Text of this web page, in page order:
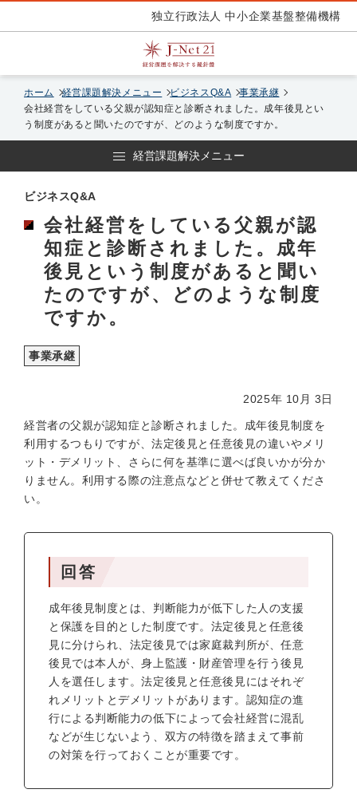
独立行政法人 中小企業基盤整備機構
ホーム 経営課題解決メニュー ビジネスQ&A
事業承継
会社経営をしている父親が認知症と診断されました。成年後見とい
う制度があると聞いたのですが、どのような制度ですか。
経営課題解決メニュー
ビジネスQ&A
会社経営をしている父親が認
知症と診断されました。成年
後見という制度があると聞い
たのですが、どのような制度
ですか。
事業承継
2025年 10月 3日
経営者の父親が認知症と診断されました。成年後見制度を
利用するつもりですが、法定後見と任意後見の違いやメリ
ット・デメリット、さらに何を基準に選べば良いかが分か
りません。利用する際の注意点などと併せて教えてくださ
い。
回答
成年後見制度とは、判断能力が低下した人の支援
と保護を目的とした制度です。法定後見と任意後
見に分けられ、法定後見では家庭裁判所が、任意
後見では本人が、身上監護・財産管理を行う後見
人を選任します。法定後見と任意後見にはそれぞ
れメリットとデメリットがあります。認知症の進
行による判断能力の低下によって会社経営に混乱
などが生じないよう、双方の特徴を踏まえて事前
の対策を行っておくことが重要です。